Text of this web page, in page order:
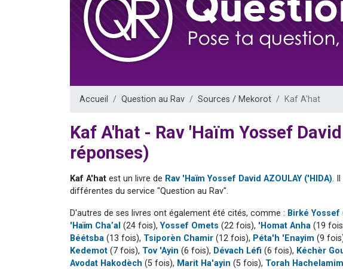
30 personnes viennent de
Il reste 49 places pour étudier
12 nouvelles musiques dans
Accueil Question au Rav Sources / Mekorot Kaf A'hat
Kaf A'hat - Rav 'Haïm Yossef
réponses)
Kaf A'hat est un livre de Rav 'Haïm Yossef David AZOULAY ('HIDA).
différentes du service "Question au Rav".
D'autres de ses livres ont également été cités, comme : Birké Yossef
'Haïm Cha’al (24 fois),Yossef Omets (22 fois), 'Homat Anha (19
Béétsba (13 fois), Tsiporèn Chamir (12 fois), Péta'h 'Enayim (9
Kedemot (7 fois), Tov 'Ayin (6 fois), Dévach Léfi (6 fois), Kéchèr
Avodat Hakodèch (5 fois), Marit Ha'ayin (5 fois), Torah Hachelamim